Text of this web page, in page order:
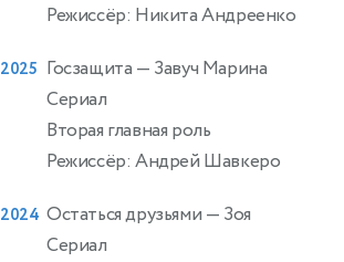
Режиссёр: Никита Андреенко
2025 Госзащита — Завуч Марина
Сериал
Вторая главная роль
Режиссёр: Андрей Шавкеро
2024 Остаться друзьями — Зоя
Сериал